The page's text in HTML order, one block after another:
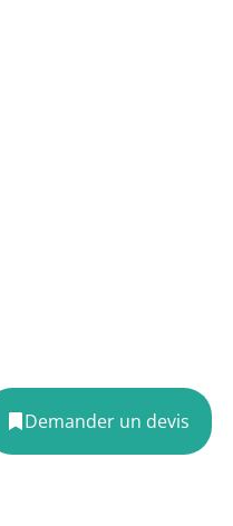
Demander un devis